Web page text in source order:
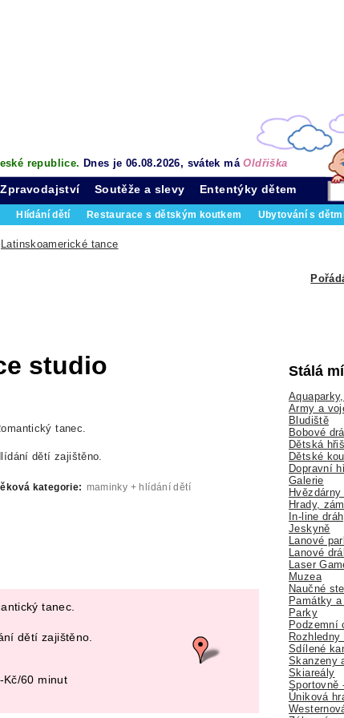
republice. Dnes je 06.08.2026, svátek máOldřiška
Hlídání dětí Restaurace s dětským koutkem Ubytování s
Zpravodajství Soutěže a slevy Ententýky dětem
Latinskoamerické tance
studio
tanec.
dětí zajištěno.
kategorie: maminky + hlídání dětí
tanec.
dětí zajištěno.
Kč/60 minut
Stálá
Army a
Bludiště
Bobové
Dětská
Dětské
Dopravní
Galerie
Hrady,
In-line
Jeskyně
Lanové
Lanové
Laser
Muzea
Naučné
Památky
Parky
Podzemní
Sdílené
Skanzeny
Skiareály
Sportovně
Úniková